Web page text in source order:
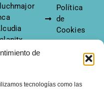
de
tecnologías como las
Pobla
Política
de
Cookies